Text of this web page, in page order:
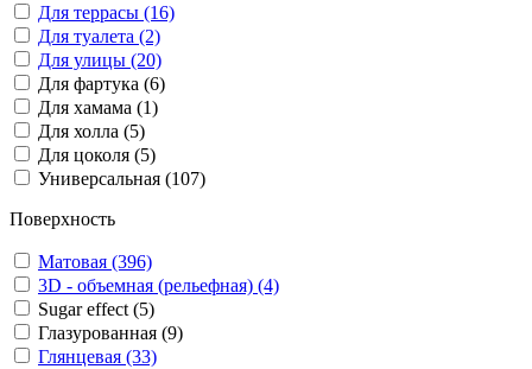
Для террасы (16)
Для туалета (2)
Для улицы (20)
Для фартука (6)
Для хамама (1)
Для холла (5)
Для цоколя (5)
Универсальная (107)
Поверхность
Матовая (396)
3D - объемная (рельефная) (4)
Sugar effect (5)
Глазурованная (9)
Глянцевая (33)